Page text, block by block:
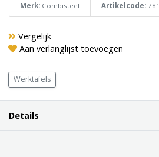
Merk: Combisteel Artikelcode:
Vergelijk
Aan verlanglijst toevoegen
Werktafels
Details